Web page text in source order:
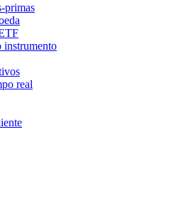
primas
instrumento
real